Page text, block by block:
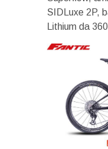
SIDLuxe 2P,
Lithium da